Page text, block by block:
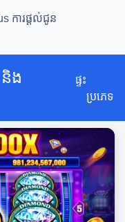
ការផ្តល់ជូន
ង
ផ្ទះ
ប្រភេទ